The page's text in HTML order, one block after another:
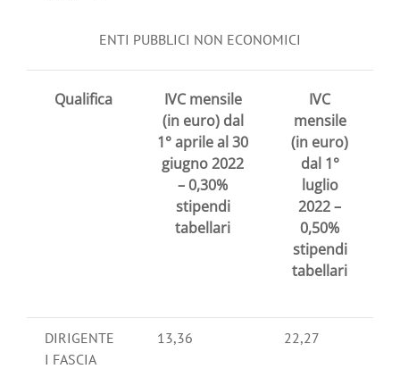
ENTI PUBBLICI NON ECONOMICI
Qualifica
IVC mensile
(in euro) dal
1° aprile al 30
giugno 2022
– 0,30%
stipendi
tabellari
IVC
mensile
(in euro)
dal 1°
luglio
2022 –
0,50%
stipendi
tabellari
DIRIGENTE
I FASCIA
13,36 22,27